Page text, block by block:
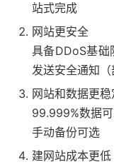
站式完成
网站更安全
具备DDoS基础
发送安全通知（
网站和数据更
99.999%数据
手动备份可选
建网站成本更低